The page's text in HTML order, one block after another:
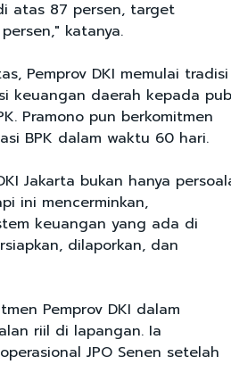
atas 87 persen, target
katanya.
Pemprov DKI memulai tradisi
keuangan daerah kepada
Pramono pun berkomitmen
BPK dalam waktu 60 hari.
Jakarta bukan hanya
ini mencerminkan,
keuangan yang ada di
dilaporkan, dan
Pemprov DKI dalam
riil di lapangan. Ia
JPO Senen setelah